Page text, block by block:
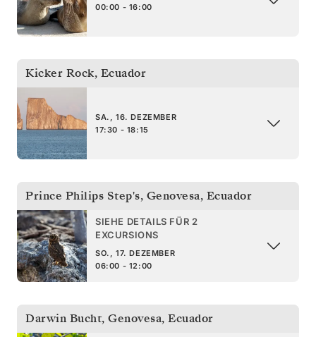
00:00 - 16:00
Kicker Rock, Ecuador
SA., 16. DEZEMBER
17:30 - 18:15
Prince Philips Step's, Genovesa, Ecuador
SIEHE DETAILS FÜR 2
EXCURSIONS
SO., 17. DEZEMBER
06:00 - 12:00
Darwin Bucht, Genovesa, Ecuador